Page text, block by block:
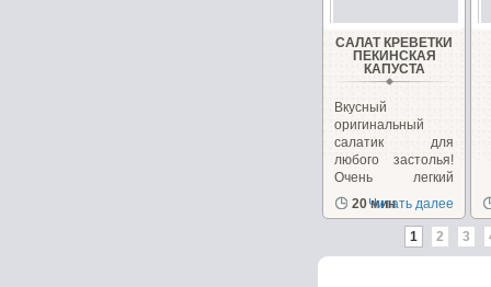
САЛАТ КРЕВЕТКИ
ПЕКИНСКАЯ
КАПУСТА
Вкусный
оригинальный
салатик для
любого застолья!
Очень легкий
салат из
креветок...
20 мин
Читать далее
1 2 3